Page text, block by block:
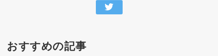
おすすめの記事